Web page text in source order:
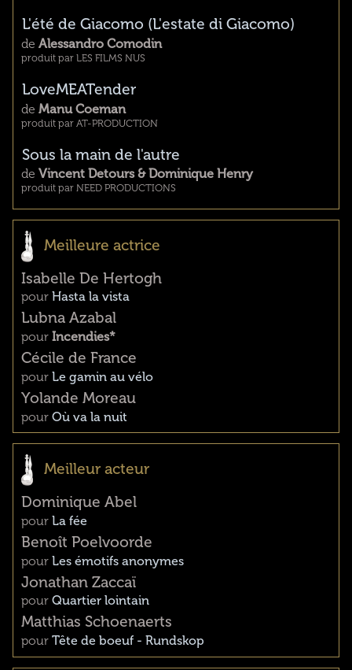
L'été de Giacomo (L'estate di Giacomo)
de Alessandro Comodin
produit par LES FILMS NUS
LoveMEATender
de Manu Coeman
produit par AT-PRODUCTION
Sous la main de l'autre
de Vincent Detours & Dominique Henry
produit par NEED PRODUCTIONS
Meilleure actrice
Isabelle De Hertogh
pour Hasta la vista
Lubna Azabal
pour Incendies*
Cécile de France
pour Le gamin au vélo
Yolande Moreau
pour Où va la nuit
Meilleur acteur
Dominique Abel
pour La fée
Benoît Poelvoorde
pour Les émotifs anonymes
Jonathan Zaccaï
pour Quartier lointain
Matthias Schoenaerts
pour Tête de boeuf - Rundskop